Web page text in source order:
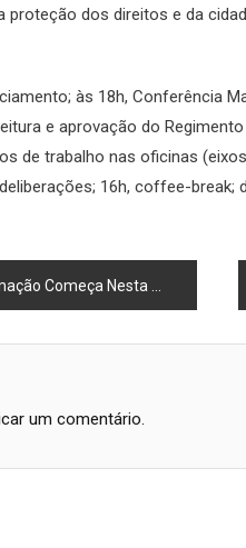
proteção dos direitos e da
às 18h, Conferência
e aprovação do
de trabalho nas oficinas
16h, coffee-break;
Terça-feira no Aeroporto de Macaé
um comentário.